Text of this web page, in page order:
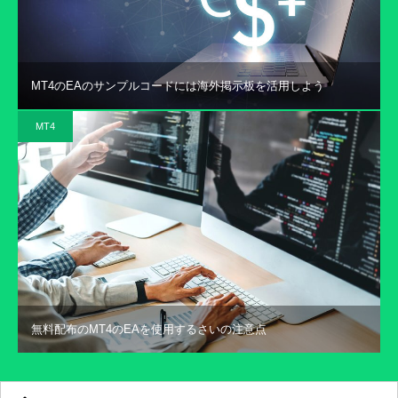
MT4のEAのサンプルコードには海外掲示板を活用しよう
MT4
無料配布のMT4のEAを使用するさいの注意点